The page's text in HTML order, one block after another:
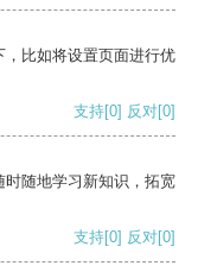
比如将设置页面进行优
支持[0] 反对[0]
随地学习新知识，拓宽
支持[0] 反对[0]